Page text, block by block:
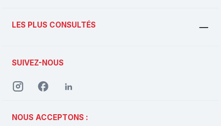
LES PLUS CONSULTÉS
SUIVEZ-NOUS
NOUS ACCEPTONS :